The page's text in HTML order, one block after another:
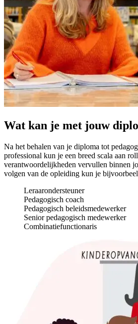
Wat kan je met jouw
Na het behalen van je diploma tot
professional kun je een breed scala aan
verantwoordelijkheden vervullen binnen
volgen van de opleiding kun je
Leraarondersteuner
Pedagogisch coach
Pedagogisch beleidsmedewerker
Senior pedagogisch medewerker
Combinatiefunctionaris